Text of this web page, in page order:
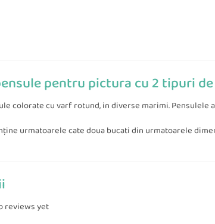
pentru pictura cu 2 tipuri
colorate cu varf rotund, in diverse marimi.
urmatoarele cate doua bucati din urmatoarele
reviews yet